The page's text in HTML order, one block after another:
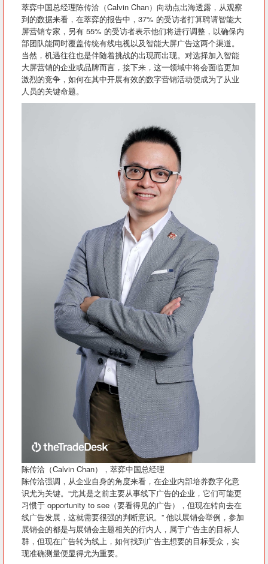
萃弈中国总经理陈传洽（Calvin Chan）向动点出海透露，从观察
到的数据来看，在萃弈的报告中，37% 的受访者打算聘请智能大
屏营销专家，另有 55% 的受访者表示他们将进行调整，以确保内
部团队能同时覆盖传统有线电视以及智能大屏广告这两个渠道。
当然，机遇往往也是伴随着挑战的出现而出现。对选择加入智能
大屏营销的企业或品牌而言，接下来，这一领域中将会面临更加
激烈的竞争，如何在其中开展有效的数字营销活动便成为了从业
人员的关键命题。
陈传洽（Calvin Chan），萃弈中国总经理
陈传洽强调，从企业自身的角度来看，在企业内部培养数字化意
识尤为关键。“尤其是之前主要从事线下广告的企业，它们可能更
习惯于 opportunity to see（要看得见的广告），但现在转向去在
线广告发展，这就需要很强的判断意识。” 他以展销会举例，参加
展销会的都是与展销会主题相关的行内人，属于广告主的目标人
群，但现在广告转为线上，如何找到广告主想要的目标受众，实
现准确测量便显得尤为重要。